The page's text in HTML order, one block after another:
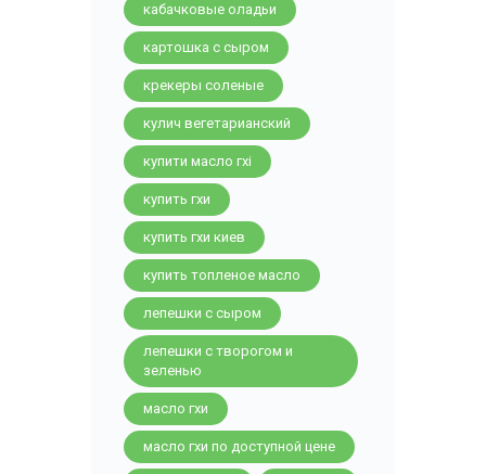
кабачковые оладьи
картошка с сыром
крекеры соленые
кулич вегетарианский
купити масло гхі
купить гхи
купить гхи киев
купить топленое масло
лепешки с сыром
лепешки с творогом и
зеленью
масло гхи
масло гхи по доступной цене